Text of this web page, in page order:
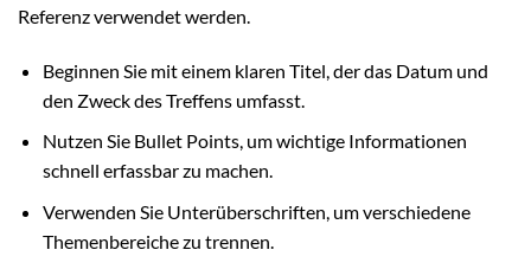
Referenz verwendet werden.
Beginnen Sie mit einem klaren Titel, der das Datum und
den Zweck des Treffens umfasst.
Nutzen Sie Bullet Points, um wichtige Informationen
schnell erfassbar zu machen.
Verwenden Sie Unterüberschriften, um verschiedene
Themenbereiche zu trennen.